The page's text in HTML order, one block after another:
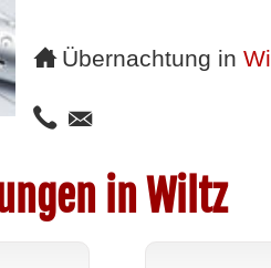
Übernachtung in
in Wiltz